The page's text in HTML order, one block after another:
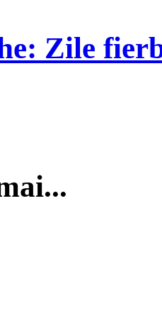
Zile